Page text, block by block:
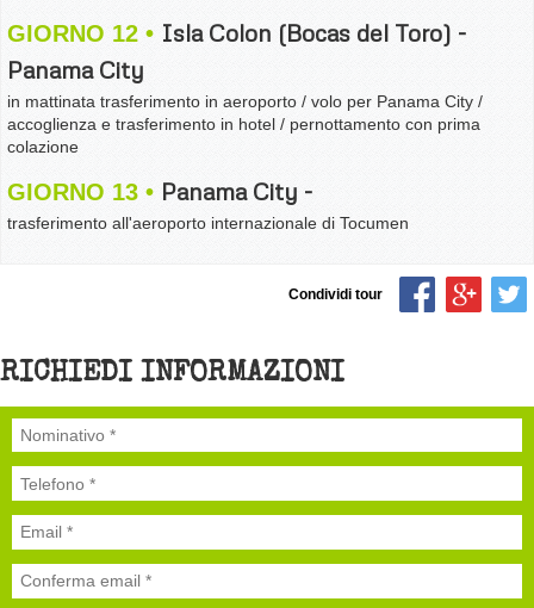
GIORNO 12
Isla Colon (Bocas del Toro) -
Panama City
in mattinata trasferimento in aeroporto / volo per Panama City /
accoglienza e trasferimento in hotel / pernottamento con prima
colazione
GIORNO 13 Panama City -
trasferimento all'aeroporto internazionale di Tocumen
Condividi tour
RICHIEDI INFORMAZIONI